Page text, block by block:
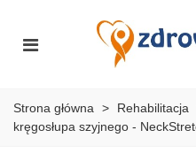
Strona główna > Rehabilitacja
kręgosłupa szyjnego -